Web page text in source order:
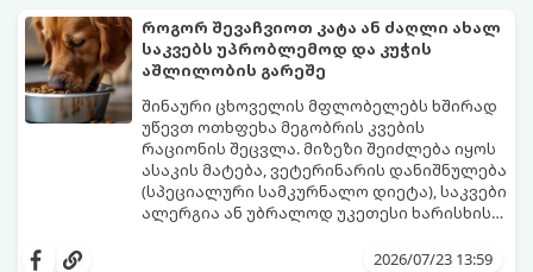
როგორ შევაჩვიოთ კატა ან ძაღლი ახალ
საკვებს უპრობლემოდ და კუჭის
აშლილობის გარეშე
შინაური ცხოველის მფლობელებს ხშირად
უწევთ ოთხფეხა მეგობრის კვების
რაციონის შეცვლა. მიზეზი შეიძლება იყოს
ასაკის მატება, ვეტერინარის დანიშნულება
(სპეციალური სამკურნალო დიეტა), საკვები
ალერგია ან უბრალოდ უკეთესი ხარისხის
უშვებენ, საკვების მკვეთრი, ერთდღიანი
2026/07/23 13:59